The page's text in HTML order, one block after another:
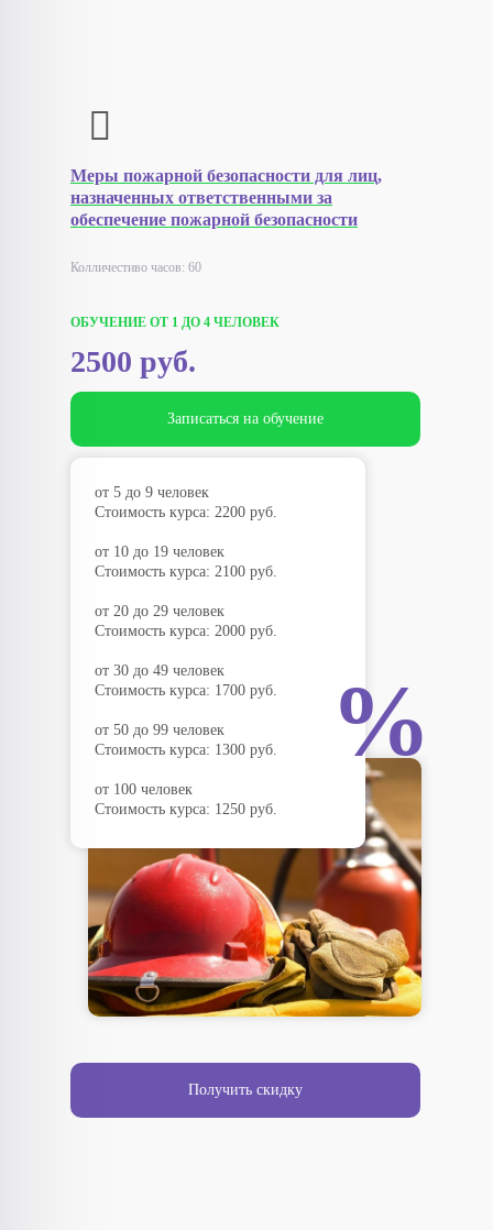
Меры пожарной безопасности для лиц,
назначенных ответственными за
обеспечение пожарной безопасности
Колличестиво часов: 60
Записаться на обучение
ОБУЧЕНИЕ ОТ 1 ДО 4 ЧЕЛОВЕК
2500 руб.
от 5 до 9 человек
Стоимость курса: 2200 руб.
от 10 до 19 человек
Стоимость курса: 2100 руб.
от 20 до 29 человек
Стоимость курса: 2000 руб.
от 30 до 49 человек
Стоимость курса: 1700 руб.
от 50 до 99 человек
Стоимость курса: 1300 руб.
от 100 человек
Стоимость курса: 1250 руб.
Получить скидку
%